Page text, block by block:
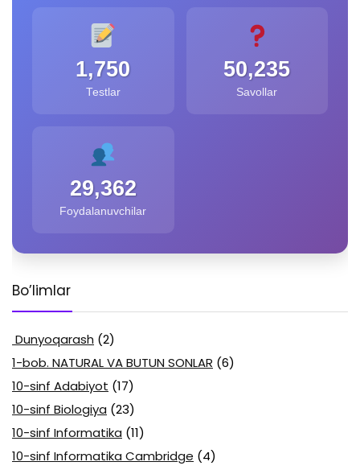
1,750
Testlar
50,235
Savollar
29,362
Foydalanuvchilar
Bo’limlar
Dunyoqarash (2)
1-bob. NATURAL VA BUTUN SONLAR (6)
10-sinf Adabiyot (17)
10-sinf Biologiya (23)
10-sinf Informatika (11)
10-sinf Informatika Cambridge (4)